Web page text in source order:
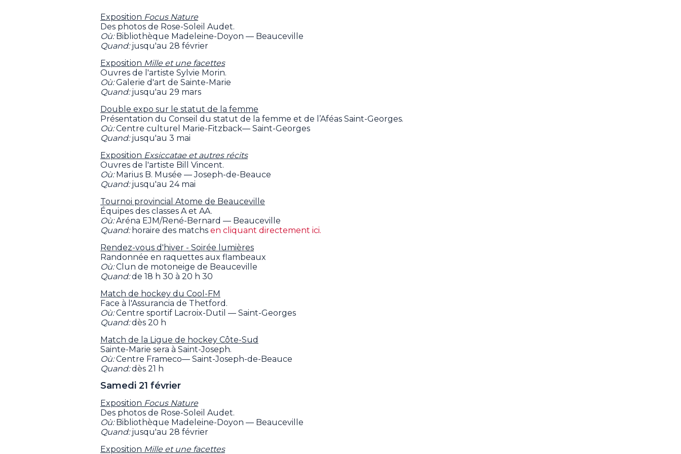
Exposition Focus Nature
Des photos de Rose-Soleil Audet.
Où:Bibliothèque Madeleine-Doyon — Beauceville
Quand:jusqu'au 28 février
Exposition Mille et une facettes
Ouvres de l'artiste Sylvie Morin.
Où:Galerie d'art de Sainte-Marie
Quand:jusqu'au 29 mars
Double expo sur le statut de la femme
Présentation du Conseil du statut de la femme et de l’Aféas Saint-Georges.
Où:Centre culturel Marie-Fitzback— Saint-Georges
Quand:jusqu'au 3 mai
Exposition Exsiccatae et autres récits
Ouvres de l'artiste Bill Vincent.
Où:Marius B. Musée — Joseph-de-Beauce
Quand:jusqu'au 24 mai
Tournoi provincial Atome de Beauceville
Équipes des classes A et AA.
Où:Aréna EJM/René-Bernard — Beauceville
Quand: horaire des matchs en cliquant directement ici.
Rendez-vous d'hiver - Soirée lumières
Randonnée en raquettes aux flambeaux
Où:Clun de motoneige de Beauceville
Quand:de 18 h 30 à 20 h 30
Match de hockey du Cool-FM
Face à l'Assurancia de Thetford.
Où:Centre sportif Lacroix-Dutil — Saint-Georges
Quand:dès 20 h
Match de la Ligue de hockey Côte-Sud
Sainte-Marie sera à Saint-Joseph.
Où:Centre Frameco— Saint-Joseph-de-Beauce
Quand:dès 21 h
Samedi 21 février
Exposition Focus Nature
Des photos de Rose-Soleil Audet.
Où:Bibliothèque Madeleine-Doyon — Beauceville
Quand:jusqu'au 28 février
Exposition Mille et une facettes